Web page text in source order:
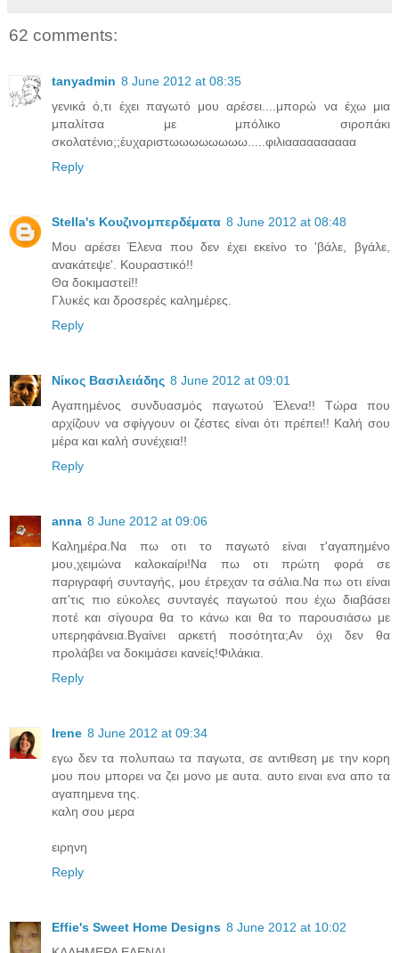
62 comments:
tanyadmin 8 June 2012 at 08:35
γενικά ό,τι έχει παγωτό μου αρέσει....μπορώ να έχω μια
μπαλίτσα με μπόλικο σιροπάκι
σκολατένιο;;έυχαριστωωωωωωωω.....φιλιαααααααααα
Reply
Stella's Κουζινομπερδέματα 8 June 2012 at 08:48
Μου αρέσει Έλενα που δεν έχει εκείνο το 'βάλε, βγάλε,
ανακάτεψε'. Κουραστικό!!
Θα δοκιμαστεί!!
Γλυκές και δροσερές καλημέρες.
Reply
Νίκος Βασιλειάδης 8 June 2012 at 09:01
Αγαπημένος συνδυασμός παγωτού Έλενα!! Τώρα που
αρχίζουν να σφίγγουν οι ζέστες είναι ότι πρέπει!! Καλή σου
μέρα και καλή συνέχεια!!
Reply
anna 8 June 2012 at 09:06
Καλημέρα.Να πω οτι το παγωτό είναι τ'αγαπημένο
μου,χειμώνα καλοκαίρι!Να πω οτι πρώτη φορά σε
παριγραφή συνταγής, μου έτρεχαν τα σάλια.Να πω οτι είναι
απ'τις πιο εύκολες συνταγές παγωτού που έχω διαβάσει
ποτέ και σίγουρα θα το κάνω και θα το παρουσιάσω με
υπερηφάνεια.Βγαίνει αρκετή ποσότητα;Αν όχι δεν θα
προλάβει να δοκιμάσει κανείς!Φιλάκια.
Reply
Irene 8 June 2012 at 09:34
εγω δεν τα πολυπαω τα παγωτα, σε αντιθεση με την κορη
μου που μπορει να ζει μονο με αυτα. αυτο ειναι ενα απο τα
αγαπημενα της.
καλη σου μερα
ειρηνη
Reply
Effie's Sweet Home Designs 8 June 2012 at 10:02